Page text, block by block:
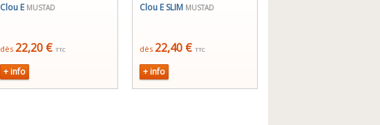
Clou E MUSTAD
dès 22,20 € TTC
+ info
Clou E SLIM MUSTAD
dès 22,40 € TTC
+ info